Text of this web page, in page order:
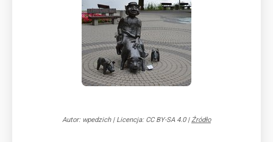
Autor: wpedzich| Licencja: CC BY-SA 4.0 |Źródło